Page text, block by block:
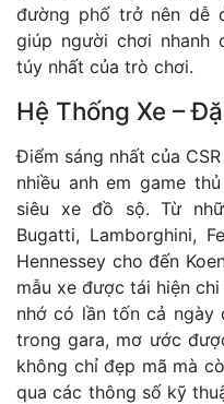
đường phố trở nên dễ
giúp người chơi nhanh
túy nhất của trò chơi.
Hệ Thống Xe –
Điểm sáng nhất của
nhiều anh em game
siêu xe đồ sộ. Từ
Bugatti, Lamborghini,
Hennessey cho đến
mẫu xe được tái hiện
nhớ có lần tốn cả ngày
trong gara, mơ ước
không chỉ đẹp mã mà
qua các thông số kỹ